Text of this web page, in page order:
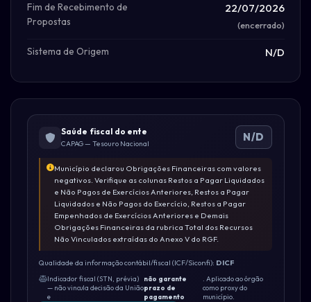
Fim de Recebimento de
Propostas
22/07/2026
(encerrado)
Sistema de Origem N/D
Saúde fiscal do ente
CAPAG — Tesouro Nacional
N/D
Município declarou Obrigações Financeiras com valores
negativos. Verifique as colunas Restos a Pagar Liquidados
e Não Pagos de Exercícios Anteriores, Restos a Pagar
Liquidados e Não Pagos do Exercício, Restos a Pagar
Empenhados de Exercícios Anteriores e Demais
Obrigações Financeiras da rubrica Total dos Recursos
Não Vinculados extraídas do Anexo V do RGF.
Qualidade da informação contábil/fiscal (ICF/Siconfi): DICF
Indicador fiscal (STN, prévia)
— não vincula decisão da União
e
não garante
prazo de
pagamento
. Aplicado ao órgão
como proxy do
município.